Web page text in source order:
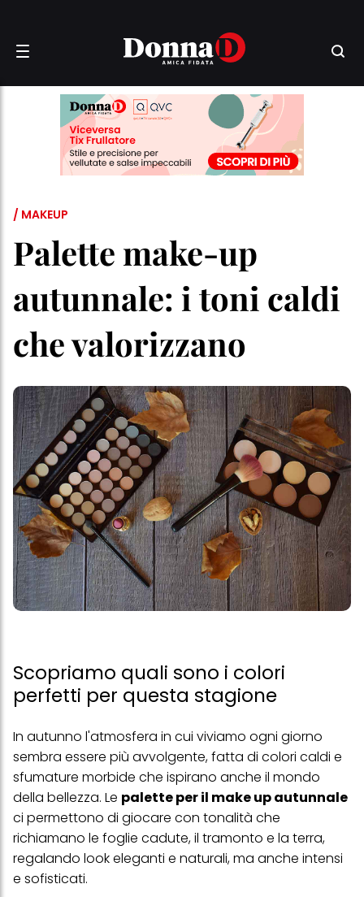
/ MAKEUP
Palette make-up
autunnale: i toni caldi
che valorizzano
Scopriamo quali sono i colori
perfetti per questa stagione
In autunno l'atmosfera in cui viviamo ogni giorno
sembra essere più avvolgente, fatta di colori caldi e
sfumature morbide che ispirano anche il mondo
della bellezza. Le palette per il make up autunnale
ci permettono di giocare con tonalità che
richiamano le foglie cadute, il tramonto e la terra,
regalando look eleganti e naturali, ma anche intensi
e sofisticati.